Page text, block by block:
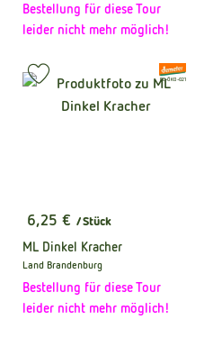
Bestellung für diese Tour
leider nicht mehr möglich!
, Preis:
6,25 € / Stück
ML Dinkel Kracher
, Herkunft:
Land Brandenburg
Bestellung für diese Tour
leider nicht mehr möglich!
, Verband:
, Kontrollstelle:
DE-ÖKO-021
Produkt zu Favouriten hinzufügen